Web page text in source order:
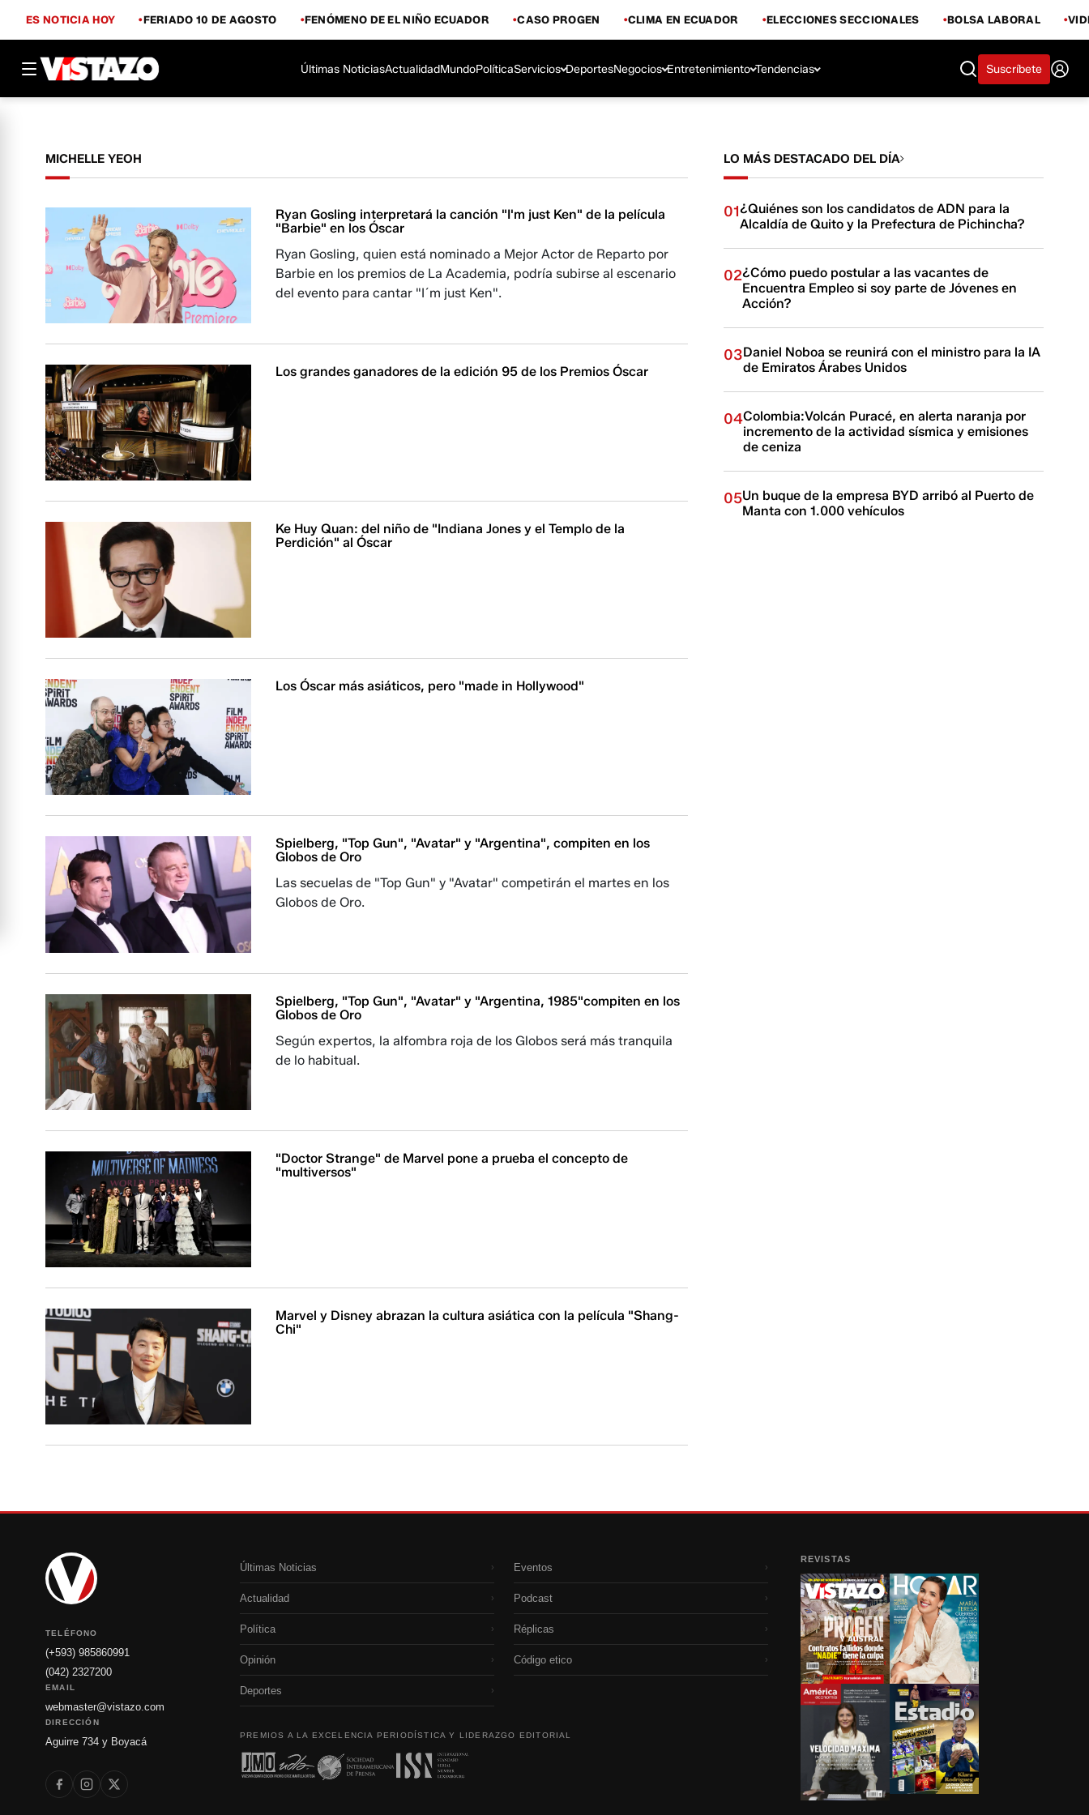
ES NOTICIA HOY FERIADO 10 DE AGOSTO FENÓMENO DE EL NIÑO ECUADOR CASO PROGEN CLIMA EN ECUADOR ELECCIONES SECCIONALES BOLSA LABORAL
Últimas NoticiasActualidadMundoPolíticaServicios DeportesNegocios Entretenimiento Tendencias Suscríbete
MICHELLE YEOH
Ryan Gosling interpretará la canción "I'm just Ken" de la película
"Barbie" en los Óscar
Ryan Gosling, quien está nominado a Mejor Actor de Reparto por
Barbie en los premios de La Academia, podría subirse al escenario
del evento para cantar "I´m just Ken".
Los grandes ganadores de la edición 95 de los Premios Óscar
Ke Huy Quan: del niño de "Indiana Jones y el Templo de la
Perdición" al Óscar
Los Óscar más asiáticos, pero "made in Hollywood"
Spielberg, "Top Gun", "Avatar" y "Argentina", compiten en los
Globos de Oro
Las secuelas de "Top Gun" y "Avatar" competirán el martes en los
Globos de Oro.
Spielberg, "Top Gun", "Avatar" y "Argentina, 1985"compiten en los
Globos de Oro
Según expertos, la alfombra roja de los Globos será más tranquila
de lo habitual.
"Doctor Strange" de Marvel pone a prueba el concepto de
"multiversos"
Marvel y Disney abrazan la cultura asiática con la película "Shang-
Chi"
LO MÁS DESTACADO DEL DÍA
01¿Quiénes son los candidatos de ADN para la
Alcaldía de Quito y la Prefectura de Pichincha?
02¿Cómo puedo postular a las vacantes de
Encuentra Empleo si soy parte de Jóvenes en
Acción?
03Daniel Noboa se reunirá con el ministro para la IA
de Emiratos Árabes Unidos
04Colombia:Volcán Puracé, en alerta naranja por
incremento de la actividad sísmica y emisiones
de ceniza
05Un buque de la empresa BYD arribó al Puerto de
Manta con 1.000 vehículos
TELÉFONO
(+593) 985860991
(042) 2327200
EMAIL
webmaster@vistazo.com
DIRECCIÓN
Aguirre 734 y Boyacá
Últimas Noticias ›
Actualidad ›
Política ›
Opinión ›
Deportes ›
Eventos ›
Podcast ›
Réplicas ›
Código etico ›
PREMIOS A LA EXCELENCIA PERIODÍSTICA Y LIDERAZGO EDITORIAL
REVISTAS